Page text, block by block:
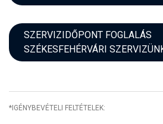
SZERVIZIDŐPONT FOGLALÁS
SZÉKESFEHÉRVÁRI
*IGÉNYBEVÉTELI FELTÉTELEK: